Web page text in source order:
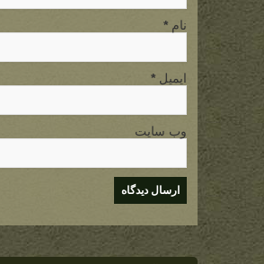
نام *
ایمیل *
وب سایت